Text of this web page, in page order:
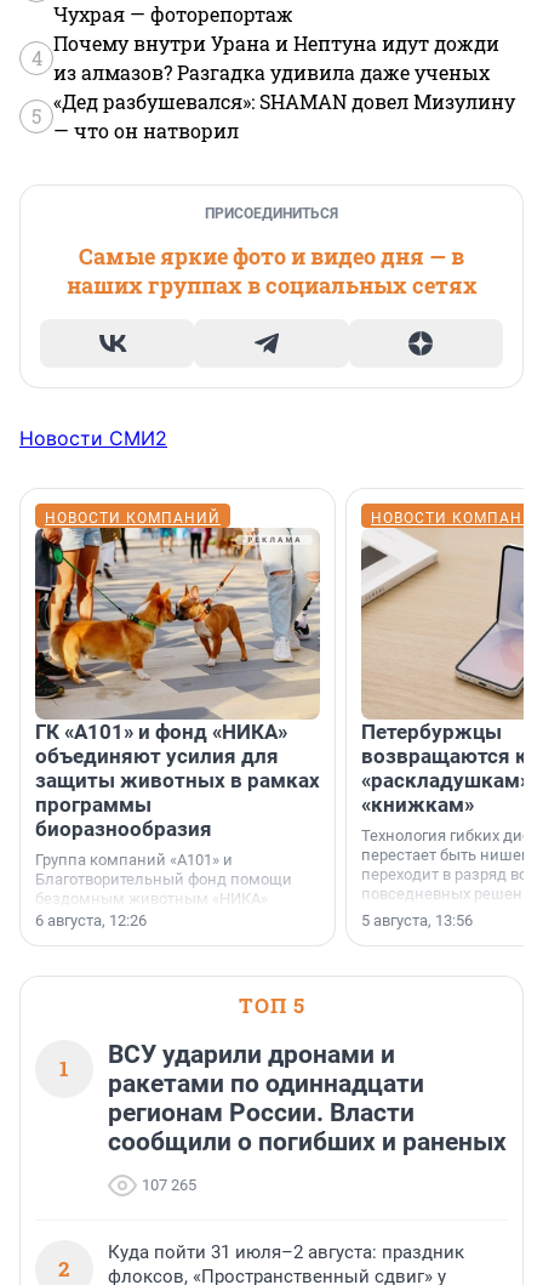
Чухрая — фоторепортаж
4
Почему внутри Урана и Нептуна идут дожди
из алмазов? Разгадка удивила даже ученых
5
«Дед разбушевался»: SHAMAN довел Мизулину
— что он натворил
ПРИСОЕДИНИТЬСЯ
Самые яркие фото и видео дня — в
наших группах в социальных сетях
Новости СМИ2
НОВОСТИ КОМПАНИЙ
ГК «А101» и фонд «НИКА»
объединяют усилия для
защиты животных в рамках
программы
биоразнообразия
Группа компаний «А101» и
Благотворительный фонд помощи
бездомным животным «НИКА»
заключили соглашение о
6 августа, 12:26
НОВОСТИ
Петербуржцы
возвращаются к
«раскладушкам»
«книжкам»
Технология гибких
перестает быть
переходит в разряд
повседневных
5 августа, 13:56
ТОП 5
1
ВСУ ударили дронами и
ракетами по одиннадцати
регионам России. Власти
сообщили о погибших и раненых
107 265
2
Куда пойти 31 июля–2 августа: праздник
флоксов, «Пространственный сдвиг» у